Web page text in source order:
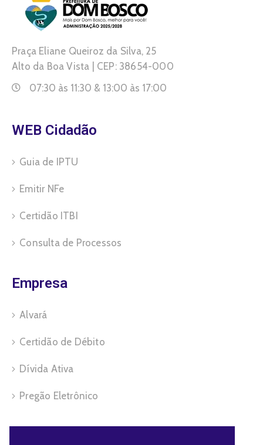
Praça Eliane Queiroz da Silva, 25
Alto da Boa Vista | CEP: 38654-000
07:30 às 11:30 & 13:00 às 17:00
WEB Cidadão
Guia de IPTU
Emitir NFe
Certidão ITBI
Consulta de Processos
Empresa
Alvará
Certidão de Débito
Dívida Ativa
Pregão Eletrônico